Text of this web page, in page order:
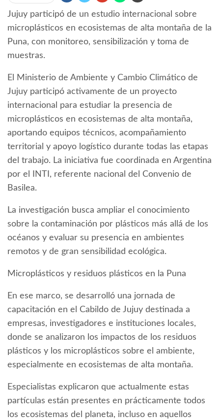
Jujuy participó de un estudio internacional sobre
microplásticos en ecosistemas de alta montaña de la
Puna, con monitoreo, sensibilización y toma de
muestras.
El Ministerio de Ambiente y Cambio Climático de
Jujuy participó activamente de un proyecto
internacional para estudiar la presencia de
microplásticos en ecosistemas de alta montaña,
aportando equipos técnicos, acompañamiento
territorial y apoyo logístico durante todas las etapas
del trabajo. La iniciativa fue coordinada en Argentina
por el INTI, referente nacional del Convenio de
Basilea.
La investigación busca ampliar el conocimiento
sobre la contaminación por plásticos más allá de los
océanos y evaluar su presencia en ambientes
remotos y de gran sensibilidad ecológica.
Microplásticos y residuos plásticos en la Puna
En ese marco, se desarrolló una jornada de
capacitación en el Cabildo de Jujuy destinada a
empresas, investigadores e instituciones locales,
donde se analizaron los impactos de los residuos
plásticos y los microplásticos sobre el ambiente,
especialmente en ecosistemas de alta montaña.
Especialistas explicaron que actualmente estas
partículas están presentes en prácticamente todos
los ecosistemas del planeta, incluso en aquellos